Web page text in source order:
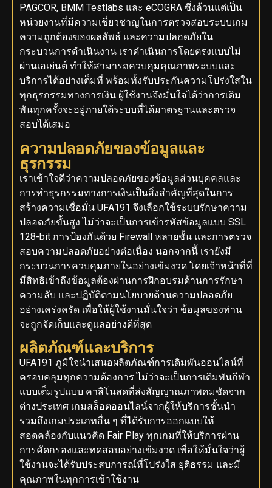
PAGCOR, BMM Testlabs และ eCOGRA ซึ่งล้วนแต่เป็น
หน่วยงานที่มีความเชี่ยวชาญในการตรวจสอบระบบเกม
ความถูกต้องของผลลัพธ์ และความปลอดภัยใน
กระบวนการดำเนินงาน เราดำเนินการโดยตรงแบบไม่
ผ่านเอเย่นต์ ทำให้สามารถควบคุมคุณภาพระบบและ
บริการได้อย่างเต็มที่ พร้อมทั้งรับประกันความโปร่งใสใน
ทุกธุรกรรมทางการเงิน ผู้ใช้งานจึงมั่นใจได้ว่าการเดิม
พันทุกครั้งจะอยู่ภายใต้ระบบที่ได้มาตรฐานและตรวจ
สอบได้เสมอ
ความปลอดภัยของข้อมูลและ
ธุรกรรม
เราเข้าใจดีว่าความปลอดภัยของข้อมูลส่วนบุคคลและ
การทำธุรกรรมทางการเงินเป็นสิ่งสำคัญที่สุดในการ
สร้างความเชื่อมั่น UFA191 จึงเลือกใช้ระบบรักษาความ
ปลอดภัยขั้นสูง ไม่ว่าจะเป็นการเข้ารหัสข้อมูลแบบ SSL
128-bit การป้องกันด้วย Firewall หลายชั้น และการตรวจ
สอบความปลอดภัยอย่างต่อเนื่อง นอกจากนี้ เรายังมี
กระบวนการควบคุมภายในอย่างเข้มงวด โดยเจ้าหน้าที่ที่
มีสิทธิเข้าถึงข้อมูลต้องผ่านการฝึกอบรมด้านการรักษา
ความลับ และปฏิบัติตามนโยบายด้านความปลอดภัย
อย่างเคร่งครัด เพื่อให้ผู้ใช้งานมั่นใจว่า ข้อมูลของท่าน
จะถูกจัดเก็บและดูแลอย่างดีที่สุด
ผลิตภัณฑ์และบริการ
UFA191 ภูมิใจนำเสนอผลิตภัณฑ์การเดิมพันออนไลน์ที่
ครอบคลุมทุกความต้องการ ไม่ว่าจะเป็นการเดิมพันกีฬา
แบบเต็มรูปแบบ คาสิโนสดที่ส่งสัญญาณภาพคมชัดจาก
ต่างประเทศ เกมสล็อตออนไลน์จากผู้ให้บริการชั้นนำ
รวมถึงเกมประเภทอื่น ๆ ที่ได้รับการออกแบบให้
สอดคล้องกับแนวคิด Fair Play ทุกเกมที่ให้บริการผ่าน
การคัดกรองและทดสอบอย่างเข้มงวด เพื่อให้มั่นใจว่าผู้
ใช้งานจะได้รับประสบการณ์ที่โปร่งใส ยุติธรรม และมี
คุณภาพในทุกการเข้าใช้งาน